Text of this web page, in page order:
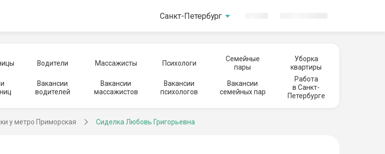
Санкт-Петербург
Водители Массажисты Психологи
Семейные
пары
Уборка
квартиры
Вакансии
водителей
Вакансии
массажистов
Вакансии
психологов
Вакансии
семейных пар
Работа
в Санкт-
Петербурге
у метро Приморская Сиделка Любовь Григорьевна